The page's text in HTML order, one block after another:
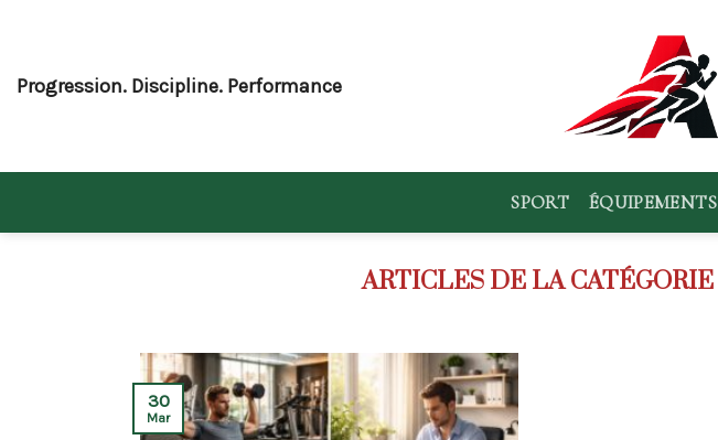
content
Progression. Discipline. Performance
SPORT ÉQUIPEMENTS
30
Mar